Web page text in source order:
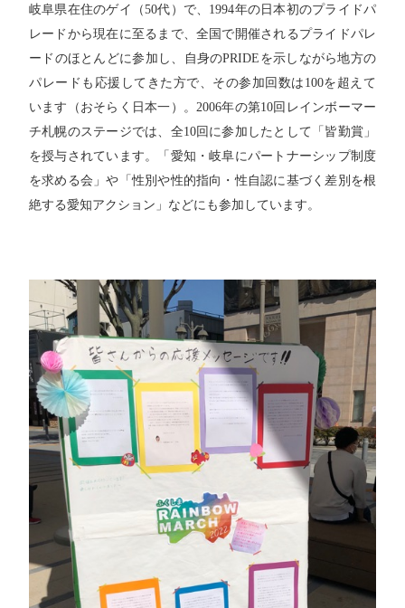
岐阜県在住のゲイ（50代）で、1994年の日本初のプライドパ
レードから現在に至るまで、全国で開催されるプライドパレ
ードのほとんどに参加し、自身のPRIDEを示しながら地方の
パレードも応援してきた方で、その参加回数は100を超えて
います（おそらく日本一）。2006年の第10回レインボーマー
チ札幌のステージでは、全10回に参加したとして「皆勤賞」
を授与されています。「愛知・岐阜にパートナーシップ制度
を求める会」や「性別や性的指向・性自認に基づく差別を根
絶する愛知アクション」などにも参加しています。